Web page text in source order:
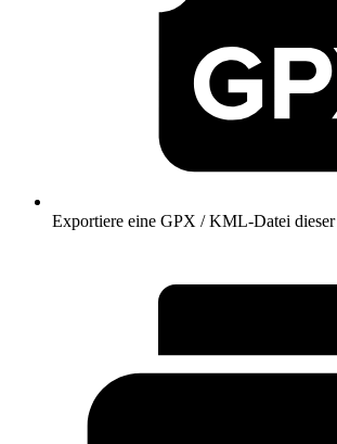
Exportiere eine GPX / KML-Datei